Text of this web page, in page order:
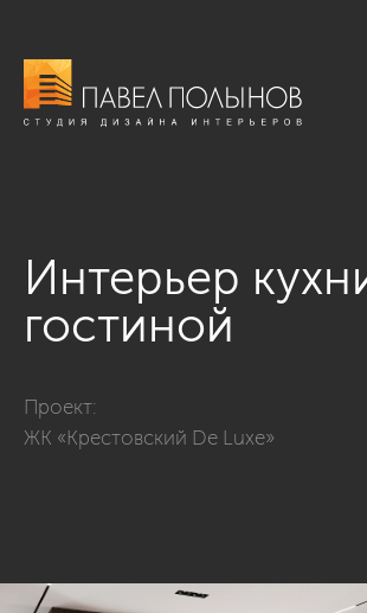
Интерьер
гостиной
Проект:
ЖК «Крестовский De Luxe»